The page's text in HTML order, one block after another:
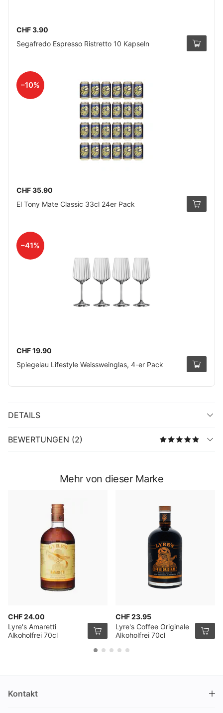
CHF 3.90
Segafredo Espresso Ristretto 10 Kapseln
–10%
CHF 35.90
El Tony Mate Classic 33cl 24er Pack
–41%
CHF 19.90
Spiegelau Lifestyle Weissweinglas, 4-er Pack
DETAILS
BEWERTUNGEN (2)
Mehr von dieser Marke
CHF 24.00
Lyre's Amaretti
Alkoholfrei 70cl
CHF 23.95
Lyre's Coffee Originale
Alkoholfrei 70cl
Kontakt